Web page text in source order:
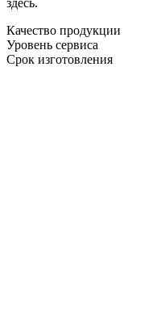
Качество продукции
Уровень сервиса
Срок изготовления